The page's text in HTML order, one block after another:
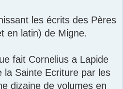
les écrits des Pères
en latin) de Migne.
fait Cornelius a Lapide
la Sainte Ecriture par les
dizaine de volumes en